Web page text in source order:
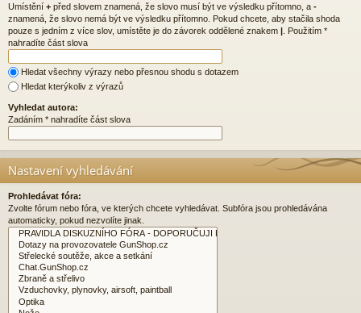
Umístění + před slovem znamená, že slovo musí být ve výsledku přítomno, a -
znamená, že slovo nemá být ve výsledku přítomno. Pokud chcete, aby stačila shoda
pouze s jedním z více slov, umístěte je do závorek oddělené znakem | . Použitím *
nahradíte část slova
Hledat všechny výrazy nebo přesnou shodu s dotazem
Hledat kterýkoliv z výrazů
Vyhledat autora:
Zadáním * nahradíte část slova
Nastavení vyhledávání
Prohledávat fóra:
Zvolte fórum nebo fóra, ve kterých chcete vyhledávat. Subfóra jsou prohledávána
automaticky, pokud nezvolíte jinak.